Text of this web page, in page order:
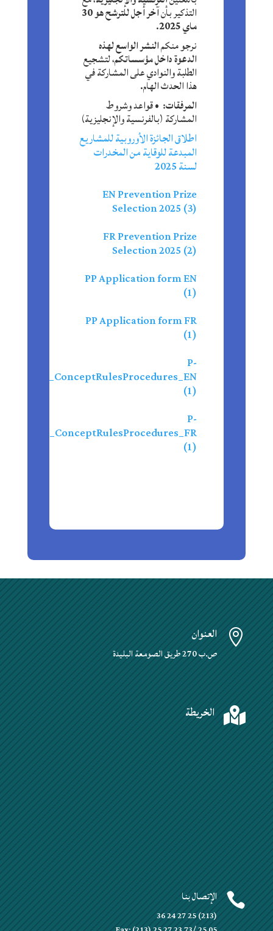
التذكير بأن آخر أجل للترشح هو 30
ماي 2025
.
نرجو منكمالنشر الواسع لهذه
الدعوة داخل مؤسساتكم، لتشجيع
الطلبة والنوادي على المشاركة في
هذا الحدث الهام.
المرفقات:
•قواعد وشروط
المشاركة (بالفرنسية والإنجليزية)
اطلاق الجائزة الأوروبية للمشاريع
المبدعة للوقاية من المخدرات
لسنة 2025
EN Prevention Prize
Selection 2025 (3)
FR Prevention Prize
Selection 2025 (2)
PP Application form EN
(1)
PP Application form FR
(1)
P-
(1)
P-
(1)
 العنوان
ص.ب 270 طريق الصومعة البليدة
 الخريطة
 الإتصال بنا
(213) 25 27 24 36